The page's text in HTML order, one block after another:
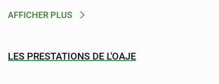
AFFICHER PLUS
LES PRESTATIONS DE L'OAJE